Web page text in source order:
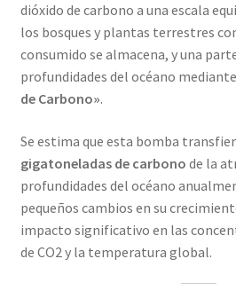
dióxido de carbono a una escala
los bosques y plantas terrestres
consumido se almacena, y una
profundidades del océano
de Carbono».
Se estima que esta bomba
gigatoneladas de carbono de la
profundidades del océano
pequeños cambios en su
impacto significativo en las
de CO2​ y la temperatura global.